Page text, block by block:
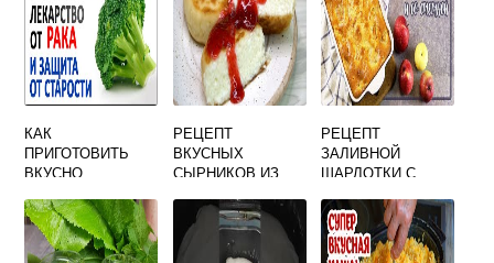
КАК
ПРИГОТОВИТЬ
ВКУСНО
КАПУСТУ
ЗАМОРОЖЕННУЮ
РЕЦЕПТ
ВКУСНЫХ
СЫРНИКОВ ИЗ
СКОВОРОДЕ КАК
В ДЕТСТВЕ
РЕЦЕПТ
ЗАЛИВНОЙ
ШАРЛОТКИ С
ДУХОВКЕ
ПРОСТОЙ И
ВКУСНЫЙ